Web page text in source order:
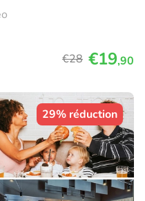
€28 €19,90
29% réduction